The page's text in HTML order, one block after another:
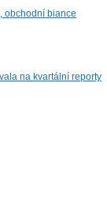
obchodní biance
na kvartální reporty